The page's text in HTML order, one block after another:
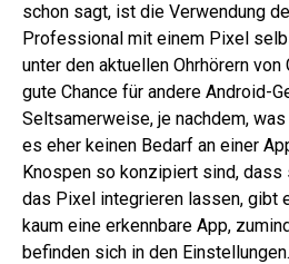
schon sagt, ist die Verwendung
Professional mit einem Pixel
unter den aktuellen Ohrhörern
gute Chance für andere Android-
Seltsamerweise, je nachdem,
es eher keinen Bedarf an einer
Knospen so konzipiert sind,
das Pixel integrieren lassen, gibt
kaum eine erkennbare App,
befinden sich in den